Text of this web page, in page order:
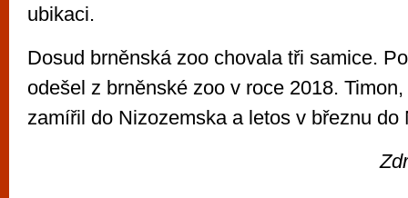
ubikaci.
Dosud brněnská zoo chovala tři samice.
odešel z brněnské zoo v roce 2018.
zamířil do Nizozemska a letos v březnu do